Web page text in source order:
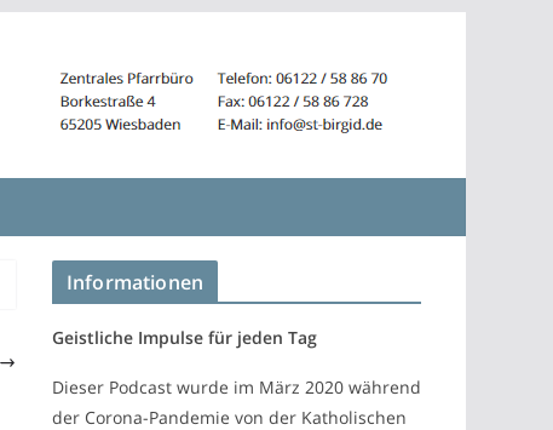
Informationen
Geistliche Impulse für jeden Tag
Dieser Podcast wurde im März 2020 während
der Corona-Pandemie von der Katholischen